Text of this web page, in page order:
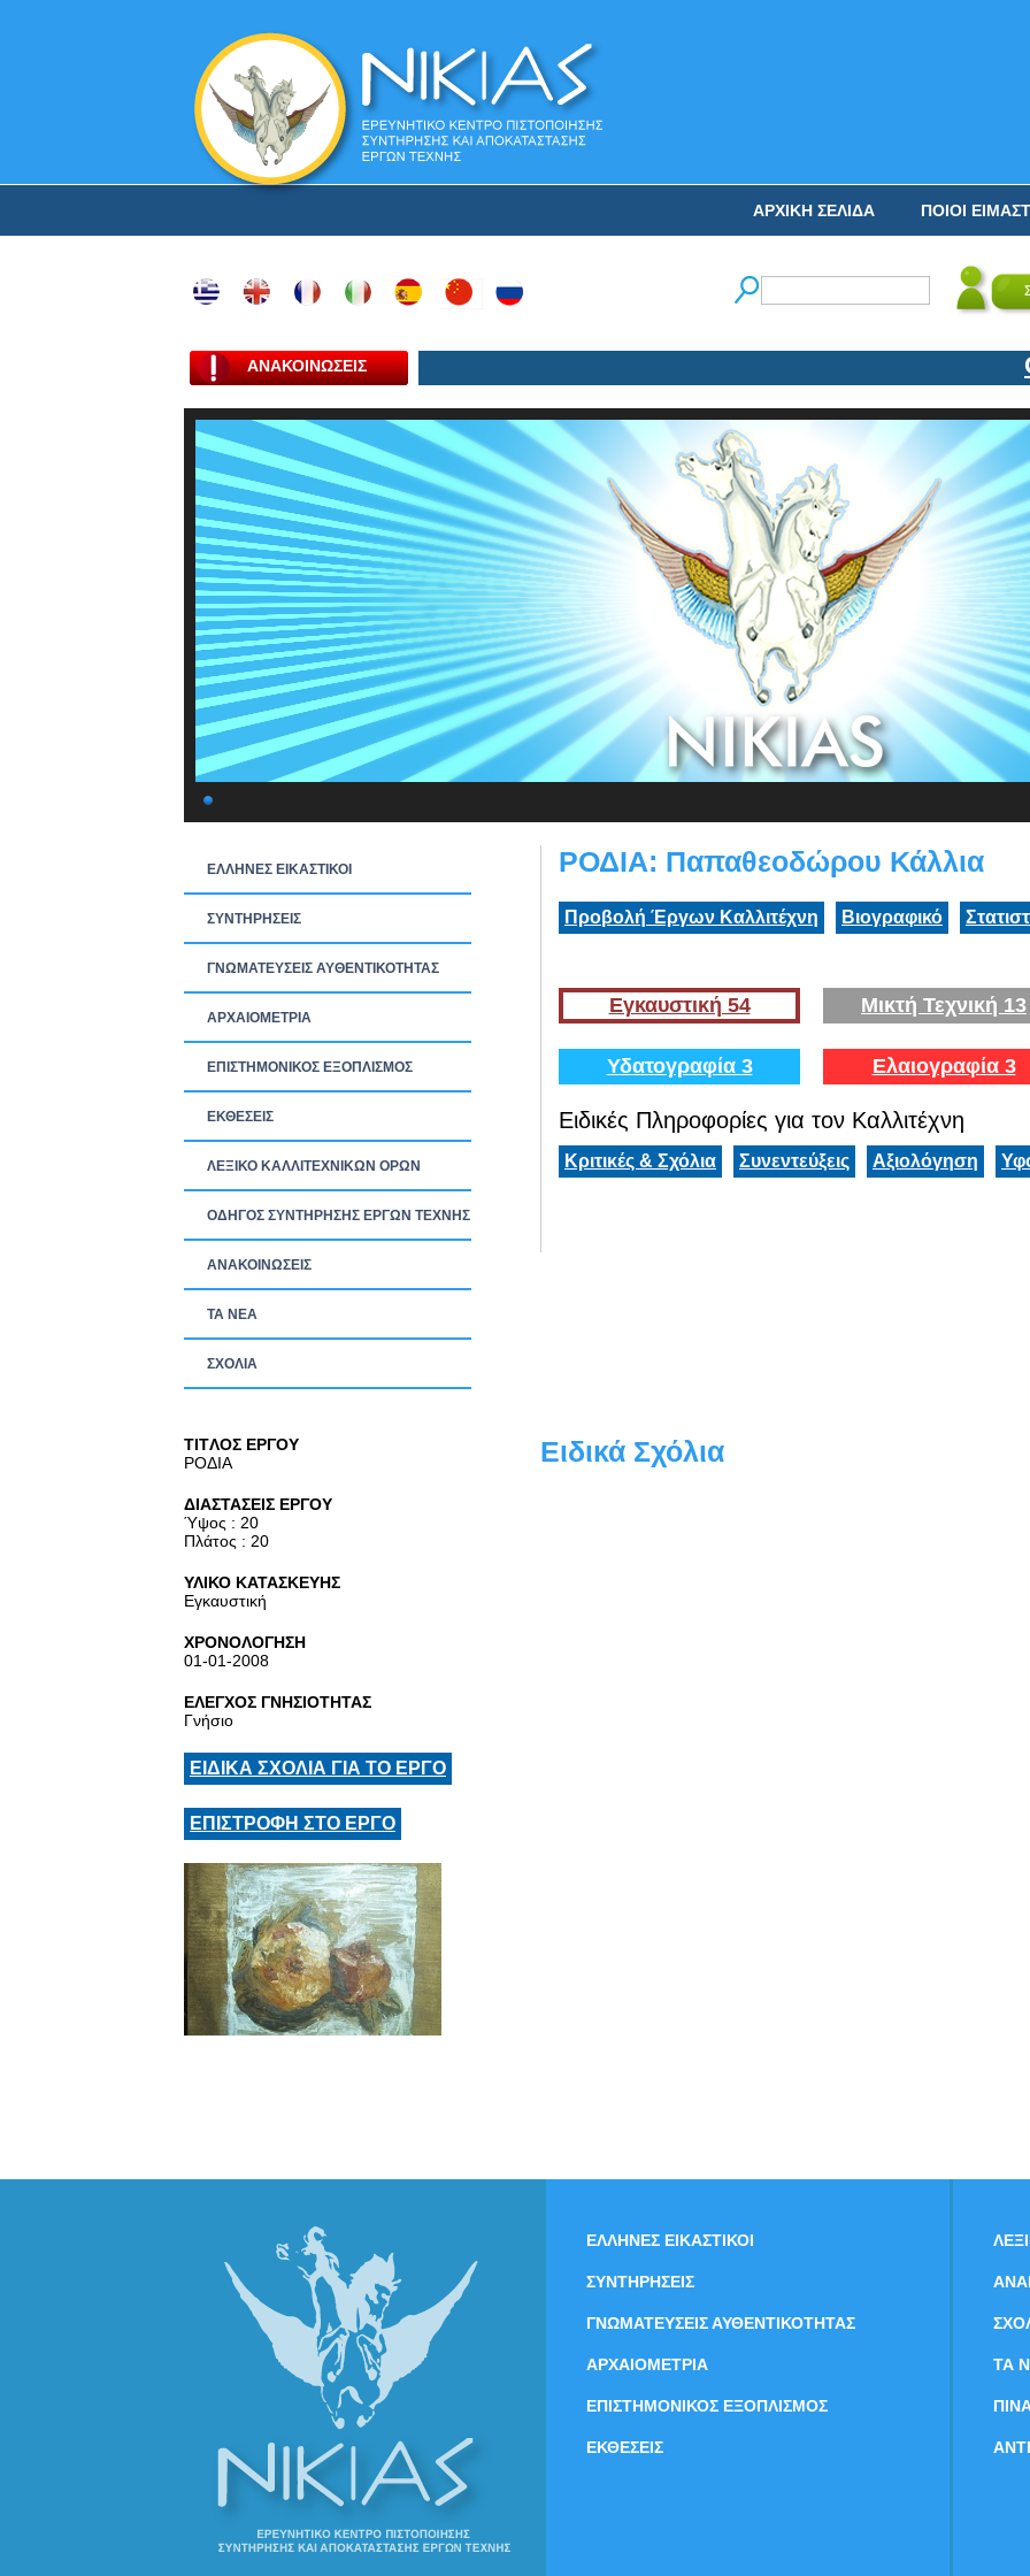
ΠΟΙΟΙ
ΑΡΧΙΚΗ ΣΕΛΙΔΑ
ΑΝΑΚΟΙΝΩΣΕΙΣ Ο
ΕΛΛΗΝΕΣ ΕΙΚΑΣΤΙΚΟΙ
ΣΥΝΤΗΡΗΣΕΙΣ
ΓΝΩΜΑΤΕΥΣΕΙΣ ΑΥΘΕΝΤΙΚΟΤΗΤΑΣ
ΑΡΧΑΙΟΜΕΤΡΙΑ
ΕΠΙΣΤΗΜΟΝΙΚΟΣ ΕΞΟΠΛΙΣΜΟΣ
ΕΚΘΕΣΕΙΣ
ΛΕΞΙΚΟ ΚΑΛΛΙΤΕΧΝΙΚΩΝ ΟΡΩΝ
ΟΔΗΓΟΣ ΣΥΝΤΗΡΗΣΗΣ ΕΡΓΩΝ ΤΕΧΝΗΣ
ΑΝΑΚΟΙΝΩΣΕΙΣ
ΤΑ ΝEΑ
ΣΧΟΛΙΑ
ΡΟΔΙΑ: Παπαθεοδώρου Κάλλια
Προβολή Έργων Καλλιτέχνη Βιογραφικό
Εγκαυστική 54 Μικτή Τεχνική 13
Υδατογραφία 3 Ελαιογραφία 3
Ειδικές Πληροφορίες για τον Καλλιτέχνη
Κριτικές & Σχόλια Συνεντεύξεις Αξιολόγηση
TITΛΟΣ ΕΡΓΟΥ
ΡΟΔΙΑ
ΔΙΑΣΤΑΣΕΙΣ ΕΡΓΟΥ
Ύψος : 20
Πλάτος : 20
ΥΛΙΚΟ ΚΑΤΑΣΚΕΥΗΣ
Εγκαυστική
ΧΡΟΝΟΛΟΓΗΣΗ
01-01-2008
ΕΛΕΓΧΟΣ ΓΝΗΣΙΟΤΗΤΑΣ
Γνήσιο
ΕΙΔΙΚΑ ΣΧΟΛΙΑ ΓΙΑ ΤΟ ΕΡΓΟ
ΕΠΙΣΤΡΟΦΗ ΣΤΟ ΕΡΓΟ
Ειδικά Σχόλια
ΕΛΛΗΝΕΣ ΕΙΚΑΣΤΙΚΟΙ
ΣΥΝΤΗΡΗΣΕΙΣ
ΓΝΩΜΑΤΕΥΣΕΙΣ ΑΥΘΕΝΤΙΚΟΤΗΤΑΣ
ΑΡΧΑΙΟΜΕΤΡΙΑ
ΕΠΙΣΤΗΜΟΝΙΚΟΣ ΕΞΟΠΛΙΣΜΟΣ
ΕΚΘΕΣΕΙΣ
ΤΑ